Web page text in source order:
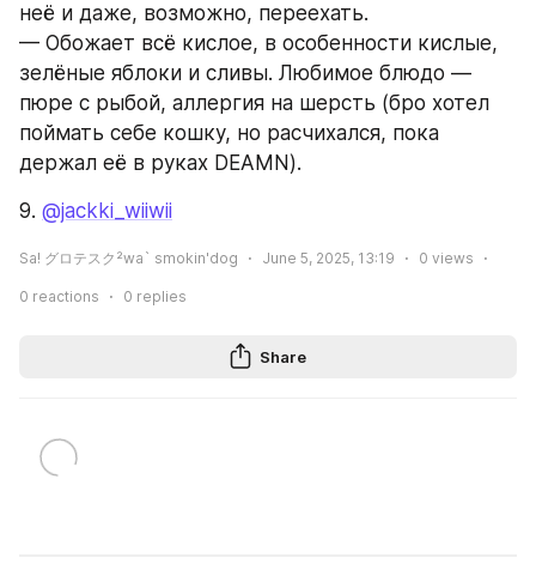
неё и даже, возможно, переехать.
— Обожает всё кислое, в особенности кислые,
зелёные яблоки и сливы. Любимое блюдо —
пюре с рыбой, аллергия на шерсть (бро хотел
поймать себе кошку, но расчихался, пока
держал её в руках DEAMN).
9. @jackki_wiiwii
Sa! グロテスク²wa` smokin'dog June 5, 2025, 13:19 0 views
0 reactions 0 replies
Share